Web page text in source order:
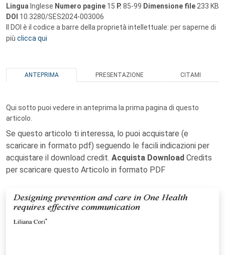
Lingua Inglese Numero pagine 15 P. 85-99 Dimensione file 233 KB
DOI 10.3280/SES2024-003006
Il DOI è il codice a barre della proprietà intellettuale: per saperne di
più clicca qui
ANTEPRIMA PRESENTAZIONE CITAMI
Qui sotto puoi vedere in anteprima la prima pagina di questo
articolo.
Se questo articolo ti interessa, lo puoi acquistare (e
scaricare in formato pdf) seguendo le facili indicazioni per
acquistare il download credit. Acquista Download Credits
per scaricare questo Articolo in formato PDF